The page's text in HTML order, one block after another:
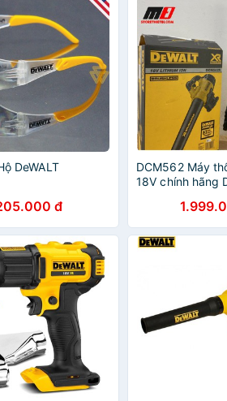
DeWALT
đ
DCM562 Máy
18V chính hãng